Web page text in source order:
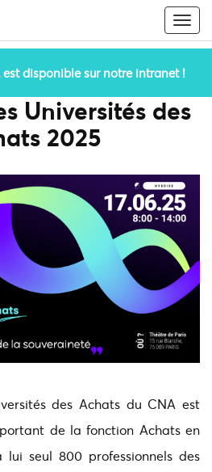
disponible sur notre intranet !
Universités des
2025
des Achats du CNA est
de la fonction Achats en
lui seul 800 professionnels des